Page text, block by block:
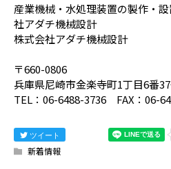
産業機械・水処理装置の製作・
社アダチ機械設計
株式会社アダチ機械設計
〒660-0806
兵庫県尼崎市金楽寺町1丁目6番
TEL：06-6488-3736 FAX：06-
ツイート
新着情報